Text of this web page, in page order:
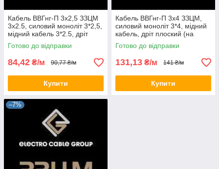
Кабель ВВГнг-П 3х2,5 ЗЗЦМ
3х2.5, силовий моноліт 3*2,5,
мідний кабель 3*2.5, дріт
плоский (на відріз)
Готово до відправки
84,42 ₴/м 90,77 ₴/м
Купити
Кабель ВВГнг-П 3х4 ЗЗЦМ,
силовий моноліт 3*4, мідний
кабель, дріт плоский (на
відріз)
Готово до відправки
131,13 ₴/м 141 ₴/м
Купити
–7%